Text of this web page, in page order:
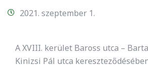
2021. szeptember 1.
A XVIII. kerület Baross utca –
Kinizsi Pál utca